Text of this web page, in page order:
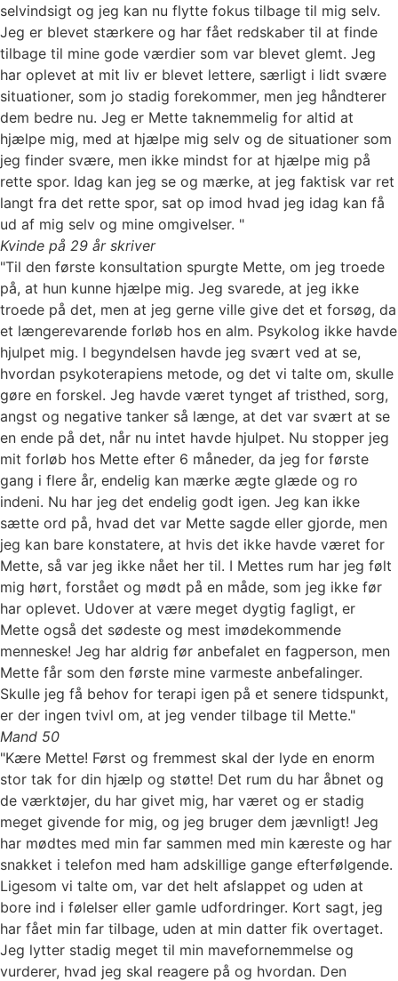
selvindsigt og jeg kan nu flytte fokus tilbage til mig selv.
Jeg er blevet stærkere og har fået redskaber til at finde
tilbage til mine gode værdier som var blevet glemt. Jeg
har oplevet at mit liv er blevet lettere, særligt i lidt svære
situationer, som jo stadig forekommer, men jeg håndterer
dem bedre nu. Jeg er Mette taknemmelig for altid at
hjælpe mig, med at hjælpe mig selv og de situationer som
jeg finder svære, men ikke mindst for at hjælpe mig på
rette spor. Idag kan jeg se og mærke, at jeg faktisk var ret
langt fra det rette spor, sat op imod hvad jeg idag kan få
ud af mig selv og mine omgivelser. "
Kvinde på 29 år skriver
"Til den første konsultation spurgte Mette, om jeg troede
på, at hun kunne hjælpe mig. Jeg svarede, at jeg ikke
troede på det, men at jeg gerne ville give det et forsøg, da
et længerevarende forløb hos en alm. Psykolog ikke havde
hjulpet mig. I begyndelsen havde jeg svært ved at se,
hvordan psykoterapiens metode, og det vi talte om, skulle
gøre en forskel. Jeg havde været tynget af tristhed, sorg,
angst og negative tanker så længe, at det var svært at se
en ende på det, når nu intet havde hjulpet. Nu stopper jeg
mit forløb hos Mette efter 6 måneder, da jeg for første
gang i flere år, endelig kan mærke ægte glæde og ro
indeni. Nu har jeg det endelig godt igen. Jeg kan ikke
sætte ord på, hvad det var Mette sagde eller gjorde, men
jeg kan bare konstatere, at hvis det ikke havde været for
Mette, så var jeg ikke nået her til. I Mettes rum har jeg følt
mig hørt, forstået og mødt på en måde, som jeg ikke før
har oplevet. Udover at være meget dygtig fagligt, er
Mette også det sødeste og mest imødekommende
menneske! Jeg har aldrig før anbefalet en fagperson, men
Mette får som den første mine varmeste anbefalinger.
Skulle jeg få behov for terapi igen på et senere tidspunkt,
er der ingen tvivl om, at jeg vender tilbage til Mette."
Mand 50
"Kære Mette! Først og fremmest skal der lyde en enorm
stor tak for din hjælp og støtte! Det rum du har åbnet og
de værktøjer, du har givet mig, har været og er stadig
meget givende for mig, og jeg bruger dem jævnligt! Jeg
har mødtes med min far sammen med min kæreste og har
snakket i telefon med ham adskillige gange efterfølgende.
Ligesom vi talte om, var det helt afslappet og uden at
bore ind i følelser eller gamle udfordringer. Kort sagt, jeg
har fået min far tilbage, uden at min datter fik overtaget.
Jeg lytter stadig meget til min mavefornemmelse og
vurderer, hvad jeg skal reagere på og hvordan. Den